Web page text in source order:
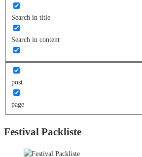
Search in title
Search in content
post
page
Festival Packliste